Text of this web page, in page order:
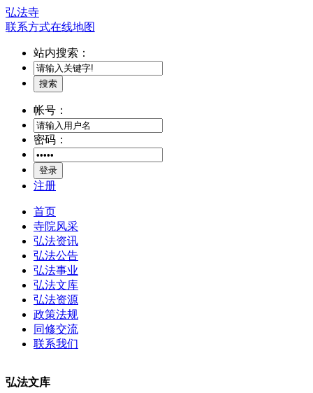
弘法寺
联系方式在线地图
站内搜索：
搜索
帐号：
密码：
登录
注册
首页
寺院风采
弘法资讯
弘法公告
弘法事业
弘法文库
弘法资源
政策法规
同修交流
联系我们
弘法文库